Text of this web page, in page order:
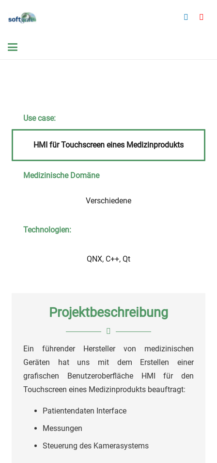
Use case:
HMI für Touchscreen eines Medizinprodukts
Medizinische Domäne
Verschiedene
Technologien:
QNX, C++, Qt
Projektbeschreibung
Ein führender Hersteller von medizinischen
Geräten hat uns mit dem Erstellen einer
grafischen Benutzeroberfläche HMI für den
Touchscreen eines Medizinprodukts beauftragt:
Patientendaten Interface
Messungen
Steuerung des Kamerasystems